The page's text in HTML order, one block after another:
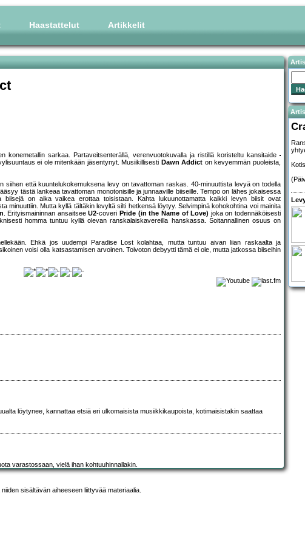
Haastattelut Artikkelit
konemetallin sarkaa. Partaveitsenterällä, verenvuotokuvalla ja ristillä koristeltu kansitaide
ei ole mitenkään jäsentynyt. Musiikillisesti Dawn Addict on kevyemmän puoleista,
siihen että kuuntelukokemuksena levy on tavattoman raskas. 40-minuuttista levyä on todella
tästä lankeaa tavattoman monotonisille ja junnaaville biiseille. Tempo on lähes jokaisessa
biisejä on aika vaikea erottaa toisistaan. Kahta lukuunottamatta kaikki levyn biisit ovat
minuuttiin. Mutta kyllä tältäkin levyltä silti hetkensä löytyy. Selvimpinä kohokohtina voi mainita
. Erityismaininnan ansaitseeU2-coveri Pride (in the Name of Love) joka on todennäköisesti
homma tuntuu kyllä olevan ranskalaiskavereilla hanskassa. Soitannallinen osuus on
Ehkä jos uudempi Paradise Lost kolahtaa, mutta tuntuu aivan liian raskaalta ja
voisi olla katsastamisen arvoinen. Toivoton debyytti tämä ei ole, mutta jatkossa biiseihin
löytynee, kannattaa etsiä eri ulkomaisista musiikkikaupoista, kotimaisistakin saattaa
varastossaan, vielä ihan kohtuuhinnallakin.
sisältävän aiheeseen liittyvää materiaalia.